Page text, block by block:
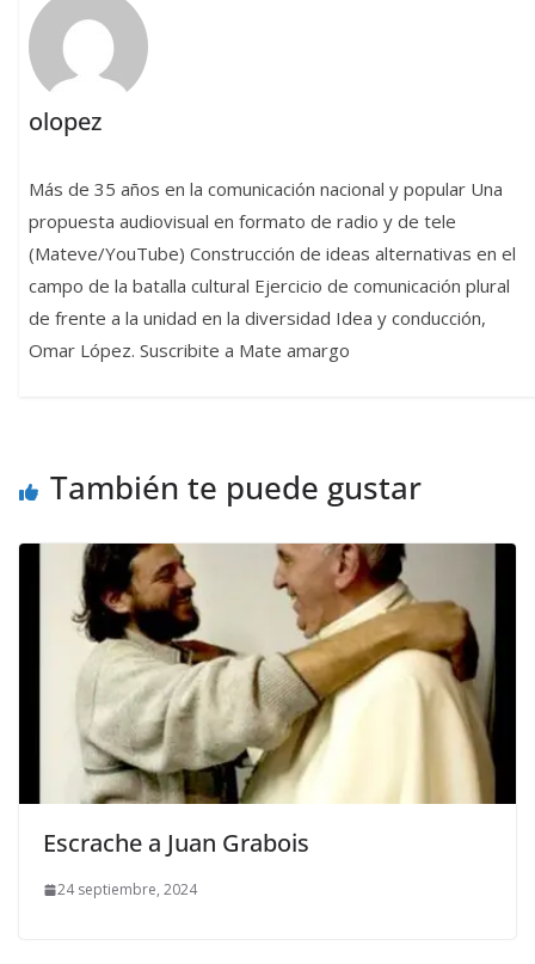
olopez
Más de 35 años en la comunicación nacional y popular Una
propuesta audiovisual en formato de radio y de tele
(Mateve/YouTube) Construcción de ideas alternativas en el
campo de la batalla cultural Ejercicio de comunicación plural
de frente a la unidad en la diversidad Idea y conducción,
Omar López. Suscribite a Mate amargo
También te puede gustar
Escrache a Juan Grabois
24 septiembre, 2024